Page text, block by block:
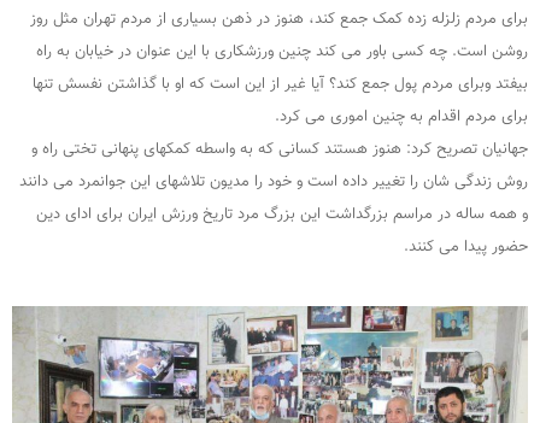
برای مردم زلزله زده کمک جمع کند، هنوز در ذهن بسیاری از مردم تهران مثل روز
روشن است. چه کسی باور می کند چنین ورزشکاری با این عنوان در خیابان به راه
بیفتد وبرای مردم پول جمع کند؟ آیا غیر از این است که او با گذاشتن نفسش تنها
برای مردم اقدام به چنین اموری می کرد.
جهانیان تصریح کرد: هنوز هستند کسانی که به واسطه کمکهای پنهانی تختی راه و
روش زندگی شان را تغییر داده است و خود را مدیون تلاشهای این جوانمرد می دانند
و همه ساله در مراسم بزرگداشت این بزرگ مرد تاریخ ورزش ایران برای ادای دین
حضور پیدا می کنند.